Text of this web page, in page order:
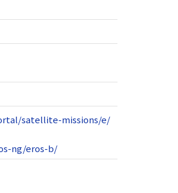
satellite-missions/e/
ng/eros-b/